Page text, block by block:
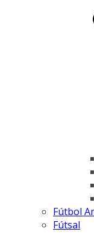
Fútbol
Fútsal